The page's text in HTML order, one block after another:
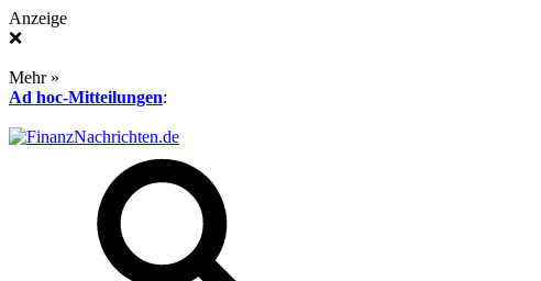
Anzeige
❌
Mehr »
Ad hoc-Mitteilungen: